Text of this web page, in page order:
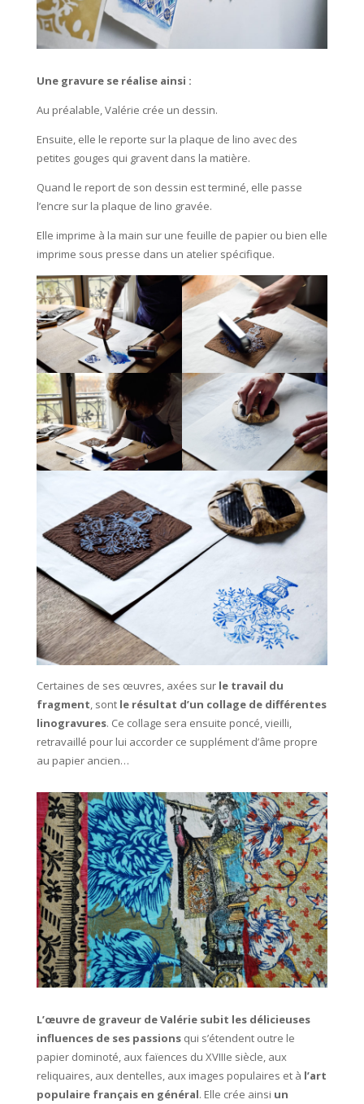
Une gravure se réalise ainsi :
Au préalable, Valérie crée un dessin.
Ensuite, elle le reporte sur la plaque de lino avec des
petites gouges qui gravent dans la matière.
Quand le report de son dessin est terminé, elle passe
l’encre sur la plaque de lino gravée.
Elle imprime à la main sur une feuille de papier ou bien elle
imprime sous presse dans un atelier spécifique.
Certaines de ses œuvres, axées sur le travail du
fragment, sont le résultat d’un collage de différentes
linogravures. Ce collage sera ensuite poncé, vieilli,
retravaillé pour lui accorder ce supplément d’âme propre
au papier ancien…
L’œuvre de graveur de Valérie subit les délicieuses
influences de ses passionsqui s’étendent outre le
papier dominoté, aux faïences du XVIIIe siècle, aux
reliquaires, aux dentelles, aux images populaires et à l’art
populaire français en général. Elle crée ainsi un